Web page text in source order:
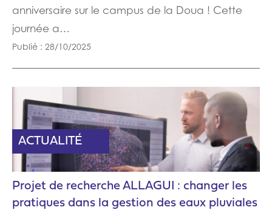
anniversaire sur le campus de la Doua ! Cette
journée a…
Publié : 28/10/2025
PARTENAIRE
ACTUALITÉ
Projet de recherche ALLAGUI : changer les
pratiques dans la gestion des eaux pluviales